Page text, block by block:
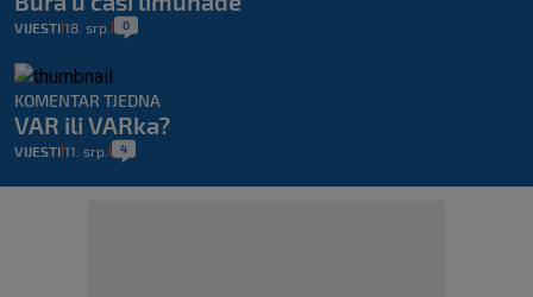
VIJESTI 18. srp. 0
KOMENTAR TJEDNA
VAR ili VARka?
VIJESTI 11. srp. 4